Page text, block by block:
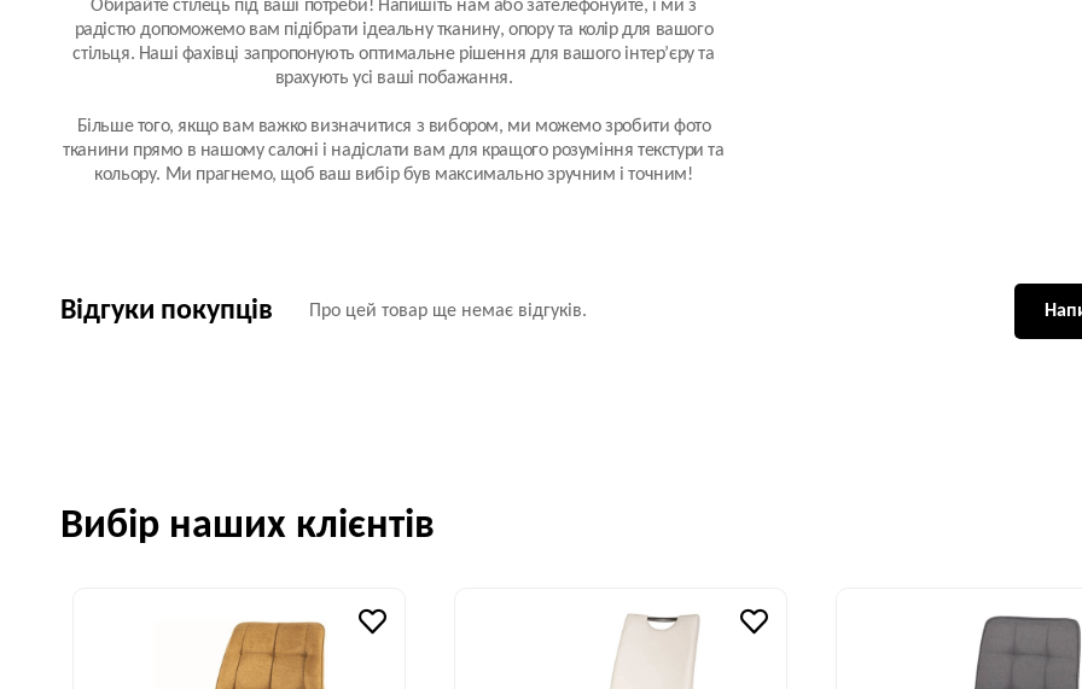
Обирайте стілець під ваші потреби! Напишіть нам або зателефонуйте, і ми з
радістю допоможемо вам підібрати ідеальну тканину, опору та колір для вашого
стільця. Наші фахівці запропонують оптимальне рішення для вашого інтер’єру та
врахують усі ваші побажання.
Більше того, якщо вам важко визначитися з вибором, ми можемо зробити фото
тканини прямо в нашому салоні і надіслати вам для кращого розуміння текстури та
кольору. Ми прагнемо, щоб ваш вибір був максимально зручним і точним!
Відгуки покупців Про цей товар ще немає відгуків.
Вибір наших клієнтів